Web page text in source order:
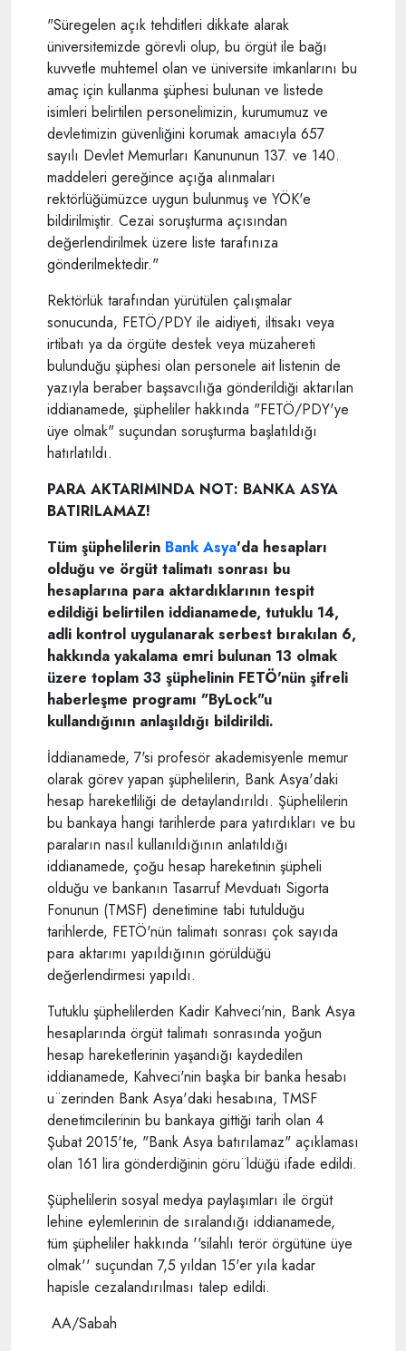
"Süregelen açık tehditleri dikkate alarak
üniversitemizde görevli olup, bu örgüt ile bağı
kuvvetle muhtemel olan ve üniversite imkanlarını bu
amaç için kullanma şüphesi bulunan ve listede
isimleri belirtilen personelimizin, kurumumuz ve
devletimizin güvenliğini korumak amacıyla 657
sayılı Devlet Memurları Kanununun 137. ve 140.
maddeleri gereğince açığa alınmaları
rektörlüğümüzce uygun bulunmuş ve YÖK'e
bildirilmiştir. Cezai soruşturma açısından
değerlendirilmek üzere liste tarafınıza
gönderilmektedir."
Rektörlük tarafından yürütülen çalışmalar
sonucunda, FETÖ/PDY ile aidiyeti, iltisakı veya
irtibatı ya da örgüte destek veya müzahereti
bulunduğu şüphesi olan personele ait listenin de
yazıyla beraber başsavcılığa gönderildiği aktarılan
iddianamede, şüpheliler hakkında "FETÖ/PDY'ye
üye olmak" suçundan soruşturma başlatıldığı
hatırlatıldı.
PARA AKTARIMINDA NOT: BANKA ASYA
BATIRILAMAZ!
Tüm şüphelilerin Bank Asya'da hesapları
olduğu ve örgüt talimatı sonrası bu
hesaplarına para aktardıklarının tespit
edildiği belirtilen iddianamede, tutuklu 14,
adli kontrol uygulanarak serbest bırakılan 6,
hakkında yakalama emri bulunan 13 olmak
üzere toplam 33 şüphelinin FETÖ'nün şifreli
haberleşme programı "ByLock"u
kullandığının anlaşıldığı bildirildi.
İddianamede, 7'si profesör akademisyenle memur
olarak görev yapan şüphelilerin, Bank Asya'daki
hesap hareketliliği de detaylandırıldı. Şüphelilerin
bu bankaya hangi tarihlerde para yatırdıkları ve bu
paraların nasıl kullanıldığının anlatıldığı
iddianamede, çoğu hesap hareketinin şüpheli
olduğu ve bankanın Tasarruf Mevduatı Sigorta
Fonunun (TMSF) denetimine tabi tutulduğu
tarihlerde, FETÖ'nün talimatı sonrası çok sayıda
para aktarımı yapıldığının görüldüğü
değerlendirmesi yapıldı.
Tutuklu şüphelilerden Kadir Kahveci'nin, Bank Asya
hesaplarında örgüt talimatı sonrasında yoğun
hesap hareketlerinin yaşandığı kaydedilen
iddianamede, Kahveci'nin başka bir banka hesabı
u¨zerinden Bank Asya'daki hesabına, TMSF
denetimcilerinin bu bankaya gittiği tarih olan 4
Şubat 2015'te, "Bank Asya batırılamaz" açıklaması
olan 161 lira gönderdiğinin göru¨ldüğü ifade edildi.
Şüphelilerin sosyal medya paylaşımları ile örgüt
lehine eylemlerinin de sıralandığı iddianamede,
tüm şüpheliler hakkında ''silahlı terör örgütüne üye
olmak'' suçundan 7,5 yıldan 15'er yıla kadar
hapisle cezalandırılması talep edildi.
AA/Sabah